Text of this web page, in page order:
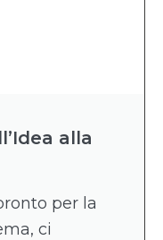
alla
per la
ci